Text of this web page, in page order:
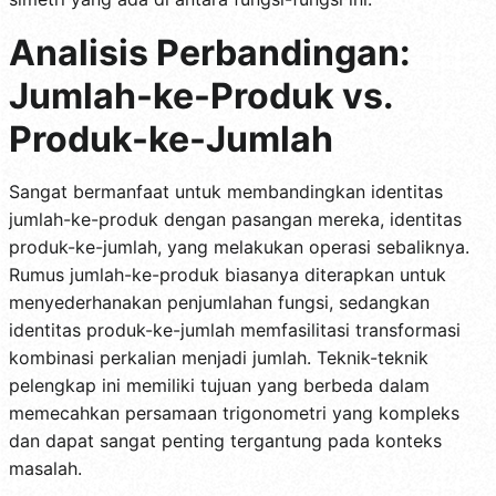
Analisis Perbandingan:
Jumlah-ke-Produk vs.
Produk-ke-Jumlah
Sangat bermanfaat untuk membandingkan identitas
jumlah-ke-produk dengan pasangan mereka, identitas
produk-ke-jumlah, yang melakukan operasi sebaliknya.
Rumus jumlah-ke-produk biasanya diterapkan untuk
menyederhanakan penjumlahan fungsi, sedangkan
identitas produk-ke-jumlah memfasilitasi transformasi
kombinasi perkalian menjadi jumlah. Teknik-teknik
pelengkap ini memiliki tujuan yang berbeda dalam
memecahkan persamaan trigonometri yang kompleks
dan dapat sangat penting tergantung pada konteks
masalah.